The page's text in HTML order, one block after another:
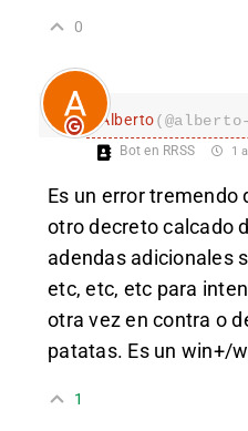
0
Alberto
Bot en RRSS 1
Es un error tremendo
otro decreto calcado
adendas adicionales
etc, etc, etc para
otra vez en contra o
patatas. Es un win+/
1